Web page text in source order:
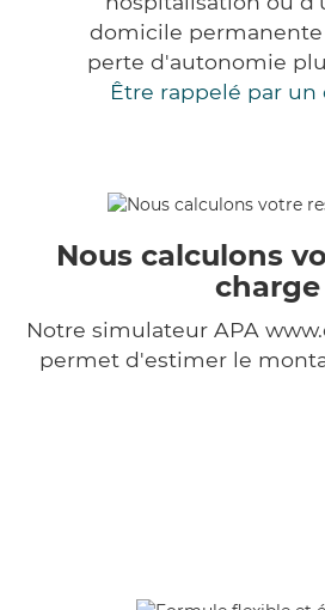
domicile
perte d'autonomie
Être rappelé par un
Nous calculons
charge
Notre simulateur APA
permet d'estimer le